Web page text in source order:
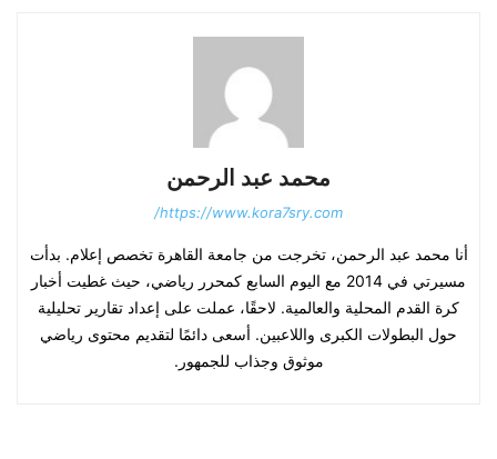
محمد عبد الرحمن
https://www.kora7sry.com/
أنا محمد عبد الرحمن، تخرجت من جامعة القاهرة تخصص إعلام. بدأت
مسيرتي في 2014 مع اليوم السابع كمحرر رياضي، حيث غطيت أخبار
كرة القدم المحلية والعالمية. لاحقًا، عملت على إعداد تقارير تحليلية
حول البطولات الكبرى واللاعبين. أسعى دائمًا لتقديم محتوى رياضي
موثوق وجذاب للجمهور.